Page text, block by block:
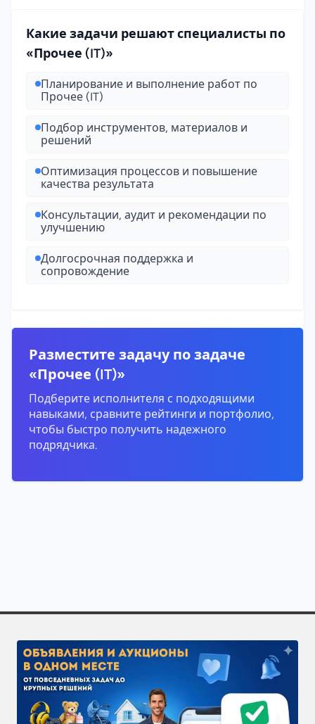
Какие задачи решают специалисты по
«Прочее (IT)»
Планирование и выполнение работ по
Прочее (IT)
Подбор инструментов, материалов и
решений
Оптимизация процессов и повышение
качества результата
Консультации, аудит и рекомендации по
улучшению
Долгосрочная поддержка и
сопровождение
Разместите задачу по задаче
«Прочее (IT)»
Подберите исполнителя с подходящими
навыками, сравните рейтинги и портфолио,
чтобы быстро получить надежного
подрядчика.